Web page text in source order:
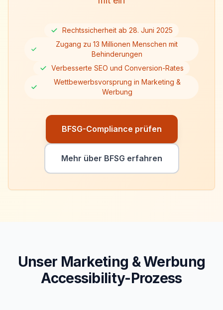
Rechtssicherheit ab 28. Juni 2025
Zugang zu 13 Millionen Menschen mit
Behinderungen
Verbesserte SEO und Conversion-Rates
Wettbewerbsvorsprung in Marketing &
Werbung
BFSG-Compliance prüfen
Mehr über BFSG erfahren
Unser Marketing & Werbung
Accessibility-Prozess